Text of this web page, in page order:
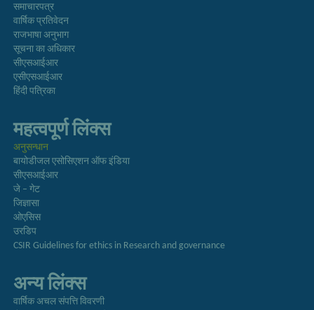
समाचारपत्र
वार्षिक प्रतिवेदन
राजभाषा अनुभाग
सूचना का अधिकार
सीएसआईआर
एसीएसआईआर
हिंदी पत्रिका
महत्वपूर्ण लिंक्स
अनुसन्धान
बायोडीजल एसोसिएशन ऑफ इंडिया
सीएसआईआर
जे – गेट
जिज्ञासा
ओएसिस
उरडिप
CSIR Guidelines for ethics in Research and governance
अन्य लिंक्स
वार्षिक अचल संपत्ति विवरणी